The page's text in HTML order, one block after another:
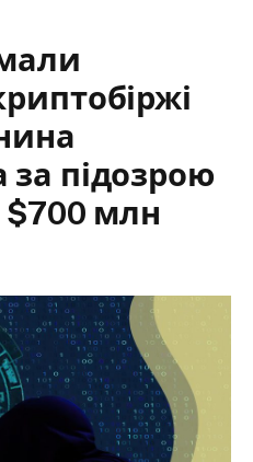
підозрою
$700 млн